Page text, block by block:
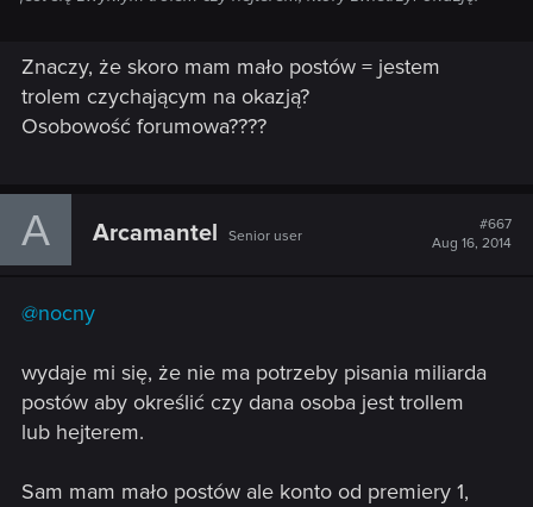
Znaczy, że skoro mam mało postów = jestem
trolem czychającym na okazją?
Osobowość forumowa????
A Arcamantel Senior user
#667
Aug 16, 2014
@nocny
wydaje mi się, że nie ma potrzeby pisania miliarda
postów aby określić czy dana osoba jest trollem
lub hejterem.
Sam mam mało postów ale konto od premiery 1,